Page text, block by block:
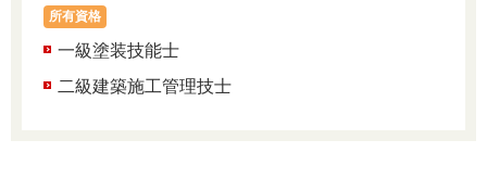
所有資格
一級塗装技能士
二級建築施工管理技士